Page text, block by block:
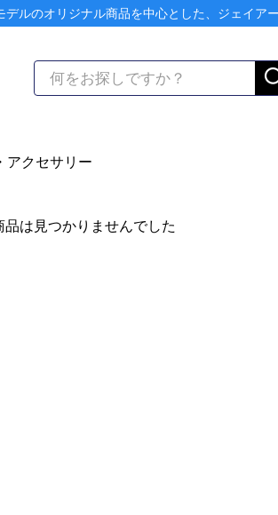
デルのオリジナル商品を中心とした、ジェイ
アクセサリー
品は見つかりませんでした